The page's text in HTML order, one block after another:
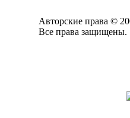
Авторские права ©
Все права защищены.